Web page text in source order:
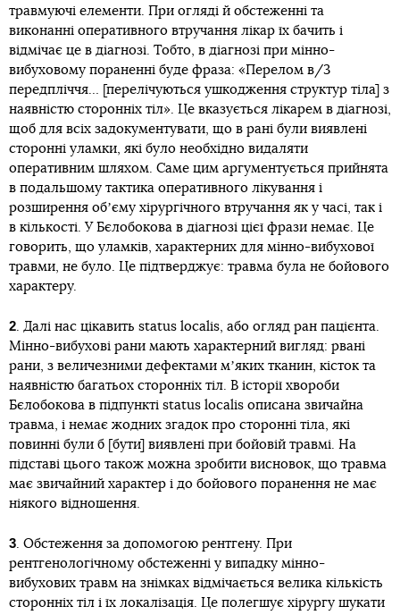
травмуючі елементи. При огляді й обстеженні та
виконанні оперативного втручання лікар їх бачить і
відмічає це в діагнозі. Тобто, в діагнозі при мінно-
вибуховому пораненні буде фраза: «Перелом в/3
передпліччя… [перелічуються ушкодження структур тіла] з
наявністю сторонніх тіл». Це вказується лікарем в діагнозі,
щоб для всіх задокументувати, що в рані були виявлені
сторонні уламки, які було необхідно видаляти
оперативним шляхом. Саме цим аргументується прийнята
в подальшому тактика оперативного лікування і
розширення обʼєму хірургічного втручання як у часі, так і
в кількості. У Бєлобокова в діагнозі цієї фрази немає. Це
говорить, що уламків, характерних для мінно-вибухової
травми, не було. Це підтверджує: травма була не бойового
характеру.
2. Далі нас цікавить status localis, або огляд ран пацієнта.
Мінно-вибухові рани мають характерний вигляд: рвані
рани, з величезними дефектами мʼяких тканин, кісток та
наявністю багатьох сторонніх тіл. В історії хвороби
Бєлобокова в підпункті status localis описана звичайна
травма, і немає жодних згадок про сторонні тіла, які
повинні були б [бути] виявлені при бойовій травмі. На
підставі цього також можна зробити висновок, що травма
має звичайний характер і до бойового поранення не має
ніякого відношення.
3. Обстеження за допомогою рентгену. При
рентгенологічному обстеженні у випадку мінно-
вибухових травм на знімках відмічається велика кількість
сторонніх тіл і їх локалізація. Це полегшує хірургу шукати